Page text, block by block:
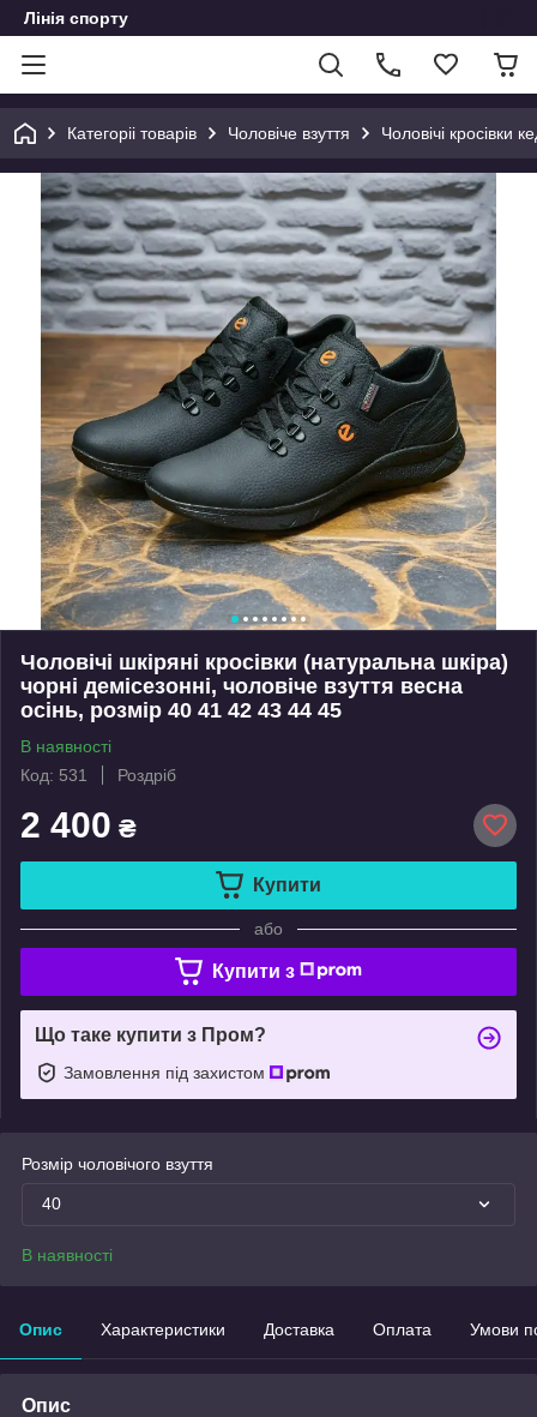
Лінія спорту
Категоріі товарів Чоловіче взуття Чоловічі кросівки
Чоловічі шкіряні кросівки (натуральна шкіра)
чорні демісезонні, чоловіче взуття весна
осінь, розмір 40 41 42 43 44 45
В наявності
Код: 531
Роздріб
2 400 ₴
Купити
або
Купити з
Що таке купити з Пром?
Замовлення під захистом
Розмір чоловічого взуття
40
В наявності
Опис Характеристики Доставка Оплата Умови
Опис